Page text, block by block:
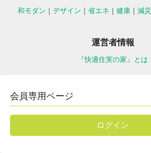
和モダン ｜ デザイン ｜ 省エネ ｜ 健康 ｜ 減災
運営者情報
『快適住実の家』とは
会員専用ページ
ログイン